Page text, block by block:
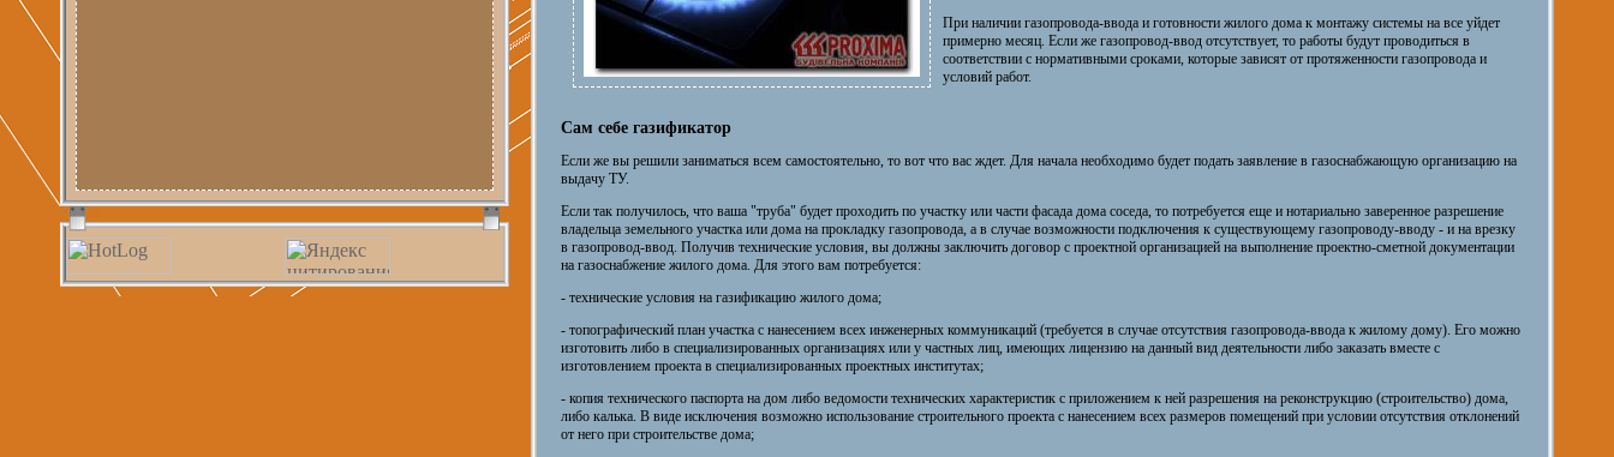
При наличии газопровода-ввода и готовности жилого дома к монтажу системы на все уйдет
примерно месяц. Если же газопровод-ввод отсутствует, то работы будут проводиться в
соответствии с нормативными сроками, которые зависят от протяженности газопровода и
условий работ.
Сам себе газификатор
Если же вы решили заниматься всем самостоятельно, то вот что вас ждет. Для начала необходимо будет подать заявление в газоснабжающую организацию на
выдачу ТУ.
Если так получилось, что ваша "труба" будет проходить по участку или части фасада дома соседа, то потребуется еще и нотариально заверенное разрешение
владельца земельного участка или дома на прокладку газопровода, а в случае возможности подключения к существующему газопроводу-вводу - и на врезку
в газопровод-ввод. Получив технические условия, вы должны заключить договор с проектной организацией на выполнение проектно-сметной документации
на газоснабжение жилого дома. Для этого вам потребуется:
- технические условия на газификацию жилого дома;
- топографический план участка с нанесением всех инженерных коммуникаций (требуется в случае отсутствия газопровода-ввода к жилому дому). Его можно
изготовить либо в специализированных организациях или у частных лиц, имеющих лицензию на данный вид деятельности либо заказать вместе с
изготовлением проекта в специализированных проектных институтах;
- копия технического паспорта на дом либо ведомости технических характеристик с приложением к ней разрешения на реконструкцию (строительство) дома,
либо калька. В виде исключения возможно использование строительного проекта с нанесением всех размеров помещений при условии отсутствия отклонений
от него при строительстве дома;